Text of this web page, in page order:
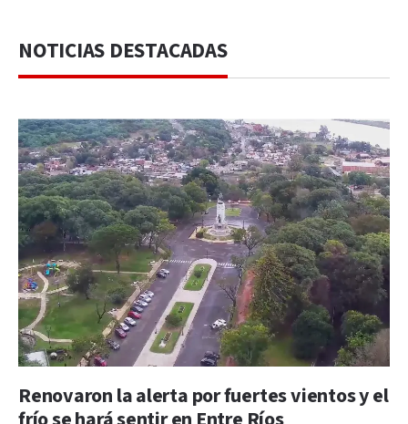
NOTICIAS DESTACADAS
Renovaron la alerta por fuertes vientos y el